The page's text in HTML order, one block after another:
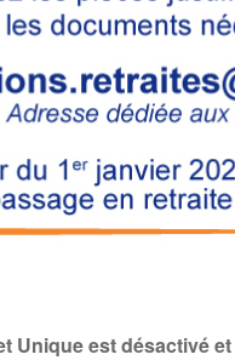
Unique est désactivé et